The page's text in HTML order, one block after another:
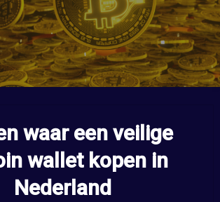
waar een veilige
wallet kopen in
Nederland